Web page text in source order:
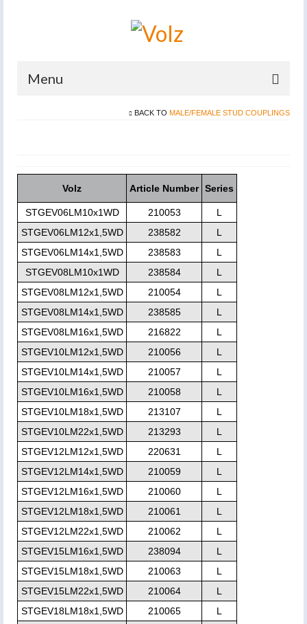
Menu
Catalogues
Company
News And Events
Defence
Contacts
BACK TO MALE/FEMALE STUD COUPLINGS
Volz Article Number Series
STGEV06LM10x1WD 210053
L
STGEV06LM12x1,5WD
238582
L
STGEV06LM14x1,5WD
238583
L
STGEV08LM10x1WD
238584
L
STGEV08LM12x1,5WD
210054
L
STGEV08LM14x1,5WD
238585
L
STGEV08LM16x1,5WD
216822
L
STGEV10LM12x1,5WD
210056
L
STGEV10LM14x1,5WD
210057
L
STGEV10LM16x1,5WD
210058
L
STGEV10LM18x1,5WD
213107
L
STGEV10LM22x1,5WD
213293
L
STGEV12LM12x1,5WD
220631
L
STGEV12LM14x1,5WD
210059
L
STGEV12LM16x1,5WD
210060
L
STGEV12LM18x1,5WD
210061
L
STGEV12LM22x1,5WD
210062
L
STGEV15LM16x1,5WD
238094
L
STGEV15LM18x1,5WD
210063
L
STGEV15LM22x1,5WD
210064
L
STGEV18LM18x1,5WD
210065
L